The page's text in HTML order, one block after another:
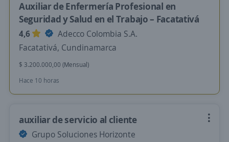
Auxiliar de Enfermería Profesional en
Seguridad y Salud en el Trabajo – Facatativá
4,6
Adecco Colombia S.A.
Facatativá, Cundinamarca
$ 3.200.000,00 (Mensual)
Hace 10 horas
auxiliar de servicio al cliente
Grupo Soluciones Horizonte